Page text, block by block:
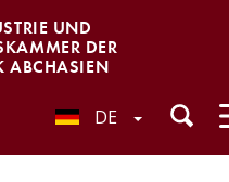
UND
DER
ABCHASIEN
DE